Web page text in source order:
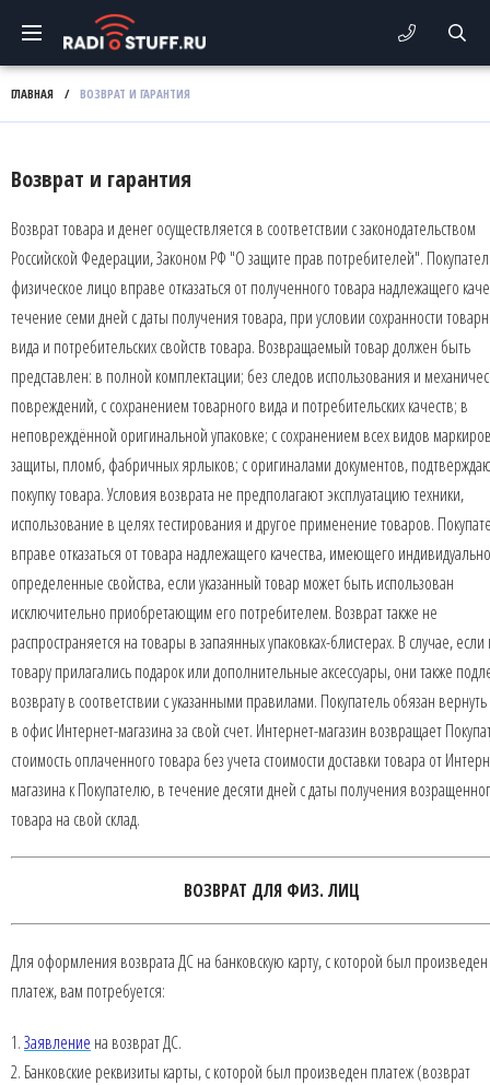
ГЛАВНАЯ / ВОЗВРАТ И ГАРАНТИЯ
Возврат и гарантия
Возврат товара и денег осуществляется в соответствии с законодательством
Российской Федерации, Законом РФ "О защите прав потребителей".
физическое лицо вправе отказаться от полученного товара надлежащего
течение семи дней с даты получения товара, при условии сохранности
вида и потребительских свойств товара. Возвращаемый товар должен быть
представлен: в полной комплектации; без следов использования и
повреждений, с сохранением товарного вида и потребительских качеств; в
неповреждённой оригинальной упаковке; с сохранением всех видов
защиты, пломб, фабричных ярлыков; с оригиналами документов,
покупку товара. Условия возврата не предполагают эксплуатацию техники,
использование в целях тестирования и другое применение товаров.
вправе отказаться от товара надлежащего качества, имеющего
определенные свойства, если указанный товар может быть использован
исключительно приобретающим его потребителем. Возврат также не
распространяется на товары в запаянных упаковках-блистерах. В случае, если
товару прилагались подарок или дополнительные аксессуары, они также
возврату в соответствии с указанными правилами. Покупатель обязан
в офис Интернет-магазина за свой счет. Интернет-магазин возвращает
стоимость оплаченного товара без учета стоимости доставки товара от
магазина к Покупателю, в течение десяти дней с даты получения
товара на свой склад.
ВОЗВРАТ ДЛЯ ФИЗ. ЛИЦ
Для оформления возврата ДС на банковскую карту, с которой был произведен
платеж, вам потребуется:
1.Заявление на возврат ДС.
2. Банковские реквизиты карты, с которой был произведен платеж (возврат